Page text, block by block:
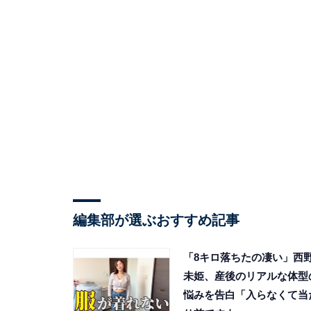
編集部が選ぶおすすめ記事
「8キロ落ちたの凄い」西
未姫、産後のリアルな体型
悩みを告白「入らなくて当